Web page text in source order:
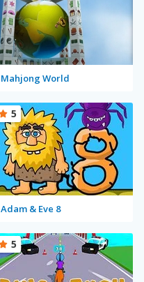
Mahjong World
Adam & Eve 8
5
5